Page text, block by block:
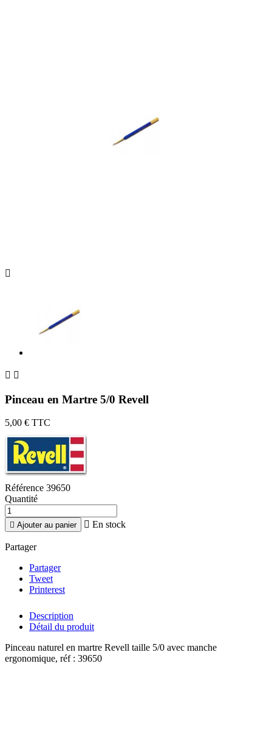

 
Pinceau en Martre 5/0 Revell
5,00 € TTC
Référence 39650
Quantité
 Ajouter au panier  En stock
Partager
Partager
Tweet
Printerest
Description
Détail du produit
Pinceau naturel en martre Revell taille 5/0 avec manche
ergonomique, réf : 39650